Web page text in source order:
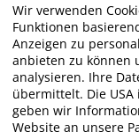
Wir verwenden
Funktionen
Anzeigen zu
anbieten zu können
analysieren. Ihre
übermittelt. Die
geben wir
Website an unsere